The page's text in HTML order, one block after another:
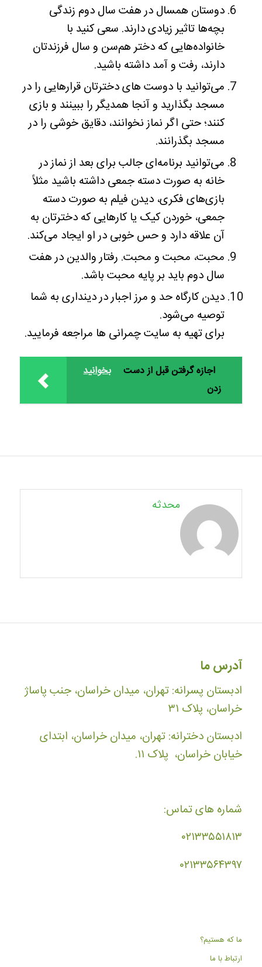
دوستان همسال در هفت سال دوم زندگی
بچه‌ها تاثیر زیادی دارند. سعی کنید با
خانواده‌هایی که دختر هم‌سن و سال فرزندتان
دارند، رفت و آمد داشته باشید.
می‌توانید با دوست های دخترتان قرارهایی را در
مسجد بگذارید و آنجا همدیگر را ببینند و بازی
کنند؛ حتی اگر نماز نخوانند، دقایق خوشی را در
مسجد بگذرانند.
می‌توانید برنامه‌ای جالب برای بعد از نماز در
خانه به صورت دسته جمعی داشته باشید مثلاً
بازی‌های فکری، دیدن فیلم به صورت دسته
جمعی، خوردن کیک یا کارهایی که دخترتان به
آن علاقه دارد و حس خوبی در او ایجاد می‌کند.
محبت، محبت و محبت. رفتار والدین در هفت
سال دوم باید بر پایه محبت باشد.
دیدن کارگاه حد و مرز اجبار در دینداری به شما
توصیه می‌شود.
برای تهیه به سایت چمرانی ها مراجعه فرمایید.
بخوانید
اجازه گرفتن قبل از دست
زدن
محدثه
آدرس ما
ادبستان پسرانه: تهران، میدان خراسان، جنب پاساژ
خراسان، پلاک ۳۱
ادبستان دخترانه: تهران، میدان خراسان، ابتدای
خیابان خراسان، پلاک ۱۱.
شماره های تماس:
۰۲۱۳۳۵۵۱۸۱۳
۰۲۱۳۳۵۶۴۳۹۷
ما که هستیم؟
ارتباط با ما